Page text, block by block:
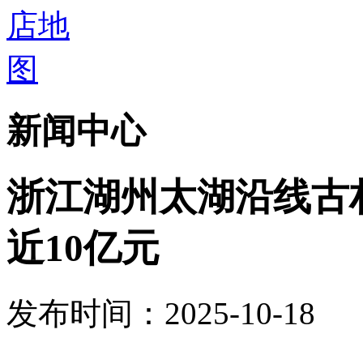
新闻中心
浙江湖州太湖沿线
近10亿元
发布时间：2025-10-18